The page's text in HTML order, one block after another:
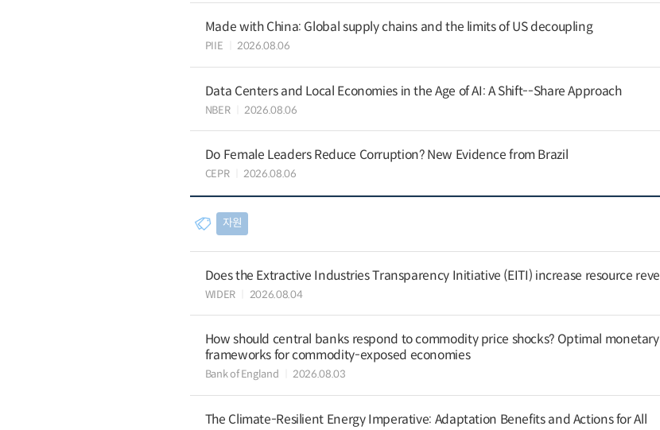
Made with China: Global supply chains and the limits of US decoupling
PIIE 2026.08.06
Data Centers and Local Economies in the Age of AI: A Shift--Share Approach
NBER 2026.08.06
Do Female Leaders Reduce Corruption? New Evidence from Brazil
CEPR 2026.08.06
자원
Does the Extractive Industries Transparency Initiative (EITI) increase resource
WIDER 2026.08.04
How should central banks respond to commodity price shocks? Optimal
frameworks for commodity-exposed economies
Bank of England 2026.08.03
The Climate-Resilient Energy Imperative: Adaptation Benefits and Actions for All